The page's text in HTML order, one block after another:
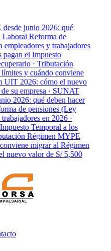
junio 2026: qué
Reforma de
y trabajadores
el Impuesto
· Tributación
y cuándo conviene
UIT 2026: cómo el nuevo
su empresa· SUNAT
2026: qué deben hacer
de pensiones (Ley
en 2026·
Temporal a los
Régimen MYPE
migrar al Régimen
valor de S/ 5,500